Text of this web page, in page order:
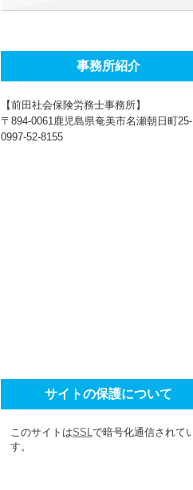
事務所紹介
【前田社会保険労務士事務所】
〒894-0061鹿児島県奄美市名瀬朝日町
0997-52-8155
サイトの保護について
このサイトはSSLで暗号化通信されて
す。